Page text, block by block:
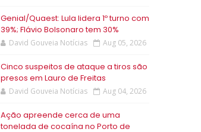
Genial/Quaest: Lula lidera 1º turno com
39%; Flávio Bolsonaro tem 30%
David Gouveia Notícias Aug 05, 2026
Cinco suspeitos de ataque a tiros são
presos em Lauro de Freitas
David Gouveia Notícias Aug 04, 2026
Ação apreende cerca de uma
tonelada de cocaína no Porto de